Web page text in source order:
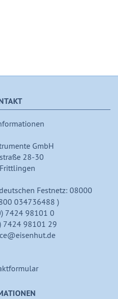
GmbH
28-30
Festnetz: 08000
034736488 )
7424 98101 0
98101 29